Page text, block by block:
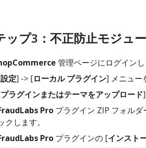
ップ3：不正防止モジュ
管理ページにログインし
設定] -> [ローカル プラグイン] メニュー
プラグインまたはテーマをアップロード
Pro プラグイン ZIP フォルダ
クします。
Pro プラグインの [インスト